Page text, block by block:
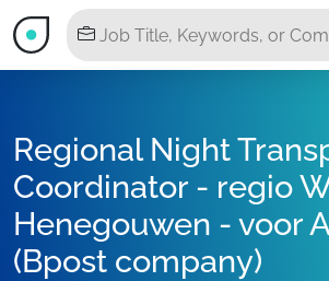
Regional Night
Coordinator - regio
Henegouwen - voor
(Bpost company)